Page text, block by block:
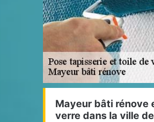
Mayeur bâti rénove
verre dans la ville